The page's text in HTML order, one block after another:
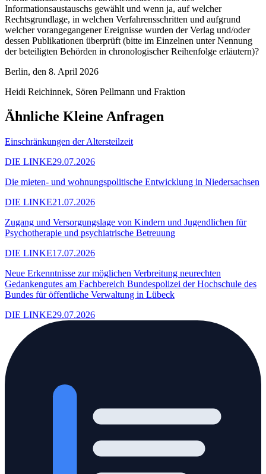
Informationsaustauschs gewählt und wenn ja, auf welcher
Rechtsgrundlage, in welchen Verfahrensschritten und aufgrund
welcher vorangegangener Ereignisse wurden der Verlag und/oder
dessen Publikationen überprüft (bitte im Einzelnen unter Nennung
der beteiligten Behörden in chronologischer Reihenfolge erläutern)?
Berlin, den 8. April 2026
Heidi Reichinnek, Sören Pellmann und Fraktion
Ähnliche Kleine Anfragen
Einschränkungen der Altersteilzeit
DIE LINKE29.07.2026
Die mieten- und wohnungspolitische Entwicklung in Niedersachsen
DIE LINKE21.07.2026
Zugang und Versorgungslage von Kindern und Jugendlichen für
Psychotherapie und psychiatrische Betreuung
DIE LINKE17.07.2026
Neue Erkenntnisse zur möglichen Verbreitung neurechten
Gedankengutes am Fachbereich Bundespolizei der Hochschule des
Bundes für öffentliche Verwaltung in Lübeck
DIE LINKE29.07.2026